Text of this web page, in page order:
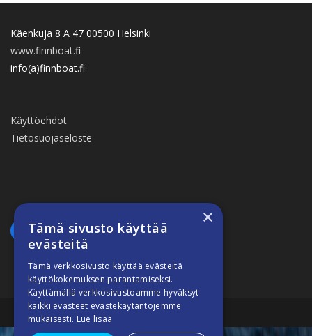
Käenkuja 8 A 47 00500 Helsinki
www.finnboat.fi
info(a)finnboat.fi
Käyttöehdot
Tietosuojaseloste
Suomiveneilee © 2026
×
Tämä sivusto käyttää
evästeitä
Tämä verkkosivusto käyttää evästeitä
käyttökokemuksen parantamiseksi.
Käyttämällä verkkosivustoamme hyväksyt
kaikki evästeet evästekäytäntöjemme
mukaisesti. Lue lisää